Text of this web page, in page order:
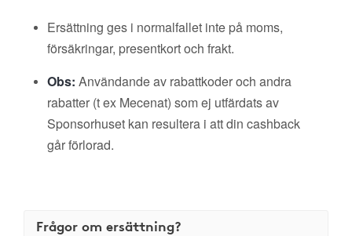
Ersättning ges i normalfallet inte på moms,
försäkringar, presentkort och frakt.
Obs: Användande av rabattkoder och andra
rabatter (t ex Mecenat) som ej utfärdats av
Sponsorhuset kan resultera i att din cashback
går förlorad.
Frågor om ersättning?